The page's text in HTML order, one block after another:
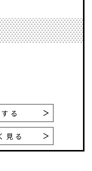
る
見る